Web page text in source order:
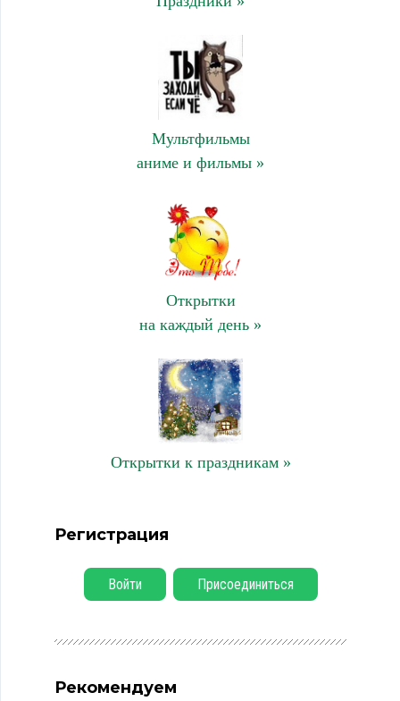
Мультфильмы
аниме и фильмы »
Открытки
на каждый день »
Открытки к праздникам »
Регистрация
Войти Присоединиться
Рекомендуем